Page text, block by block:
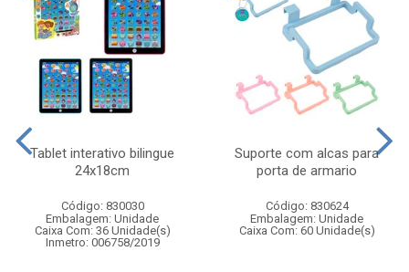
Tablet interativo bilingue
24x18cm
Código: 830030
Embalagem: Unidade
Caixa Com: 36 Unidade(s)
Inmetro: 006758/2019
Suporte com alcas para
porta de armario
Código: 830624
Embalagem: Unidade
Caixa Com: 60 Unidade(s)